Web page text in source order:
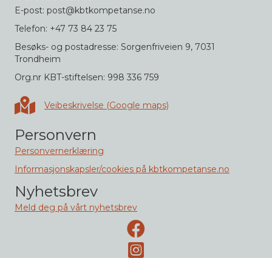
E-post: post@kbtkompetanse.no
Telefon: +47 73 84 23 75
Besøks- og postadresse: Sorgenfriveien 9, 7031
Trondheim
Org.nr KBT-stiftelsen: 998 336 759
Veibeskrivelse i Google maps
Veibeskrivelse (Google maps)
Personvern
Personvernerklæring
Informasjonskapsler/cookies på kbtkompetanse.no
Nyhetsbrev
Meld deg på vårt nyhetsbrev
Facebook-side
Instagram